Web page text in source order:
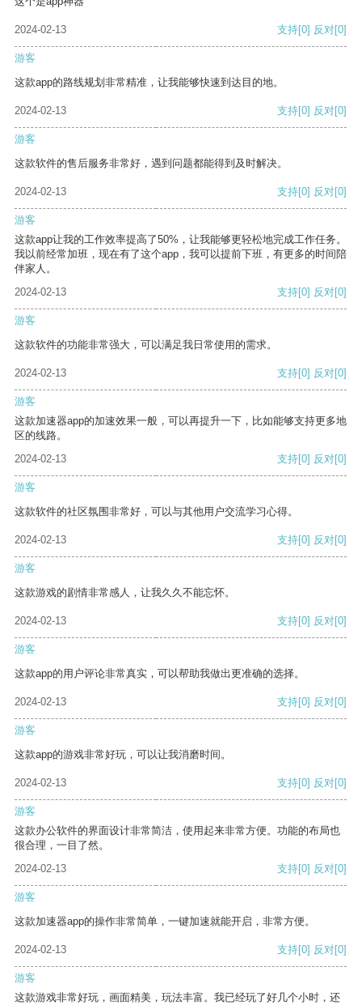
2024-02-13 支持[0] 反对[0]
游客
这款app的路线规划非常精准，让我能够快速到达目的地。
2024-02-13 支持[0] 反对[0]
游客
这款软件的售后服务非常好，遇到问题都能得到及时解决。
2024-02-13 支持[0] 反对[0]
游客
这款app让我的工作效率提高了50%，让我能够更轻松地完成工作任务。
我以前经常加班，现在有了这个app，我可以提前下班，有更多的时间陪
伴家人。
2024-02-13
支持[0] 反对[0]
游客
这款软件的功能非常强大，可以满足我日常使用的需求。
2024-02-13 支持[0] 反对[0]
游客
这款加速器app的加速效果一般，可以再提升一下，比如能够支持更多地
区的线路。
2024-02-13
支持[0] 反对[0]
游客
这款软件的社区氛围非常好，可以与其他用户交流学习心得。
2024-02-13 支持[0] 反对[0]
游客
这款游戏的剧情非常感人，让我久久不能忘怀。
2024-02-13 支持[0] 反对[0]
游客
这款app的用户评论非常真实，可以帮助我做出更准确的选择。
2024-02-13 支持[0] 反对[0]
游客
这款app的游戏非常好玩，可以让我消磨时间。
2024-02-13 支持[0] 反对[0]
游客
这款办公软件的界面设计非常简洁，使用起来非常方便。功能的布局也
很合理，一目了然。
2024-02-13
支持[0] 反对[0]
游客
这款加速器app的操作非常简单，一键加速就能开启，非常方便。
2024-02-13 支持[0] 反对[0]
游客
这款游戏非常好玩，画面精美，玩法丰富。我已经玩了好几个小时，还